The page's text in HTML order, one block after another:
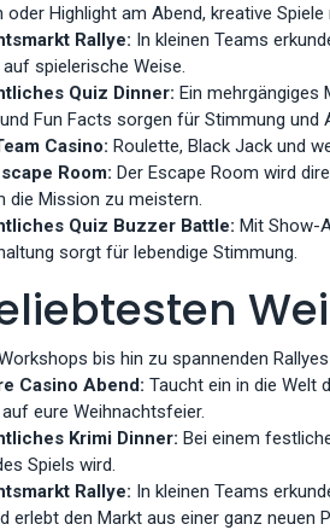
oder Highlight am Abend, kreative
Rallye: In kleinen Teams
spielerische Weise.
Quiz Dinner: Ein mehrgängiges
Fun Facts sorgen für Stimmung und
Casino: Roulette, Black Jack und
Room: Der Escape Room wird
die Mission zu meistern.
Quiz Buzzer Battle: Mit Show-
sorgt für lebendige Stimmung.
bis hin zu spannenden
Casino Abend: Taucht ein in die Welt
eure Weihnachtsfeier.
Krimi Dinner: Bei einem
Spiels wird.
Rallye: In kleinen Teams
erlebt den Markt aus einer ganz neuen